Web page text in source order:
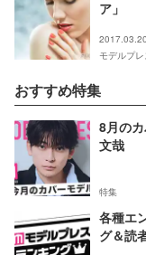
ア」
モデルプレ
おすすめ特集
8月の
文哉
特集
各種エ
グ＆読